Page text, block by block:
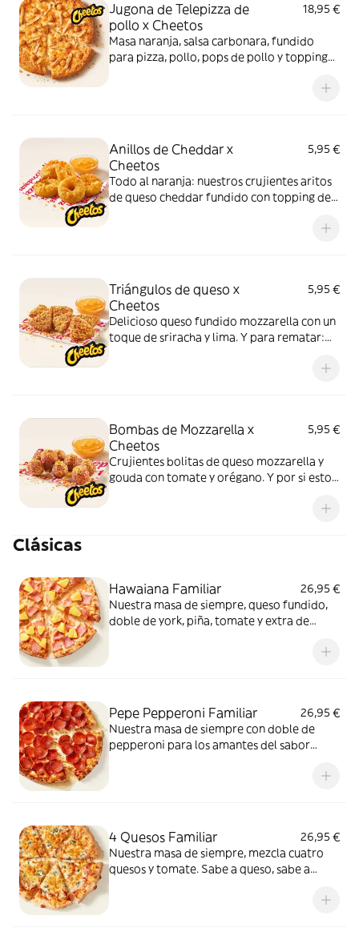
Jugona de Telepizza de
pollo x Cheetos
18,95 €
Masa naranja, salsa carbonara, fundido
para pizza, pollo, pops de pollo y topping
Anillos de Cheddar x
Cheetos
5,95 €
Todo al naranja: nuestros crujientes aritos
de queso cheddar fundido con topping de
Triángulos de queso x
Cheetos
5,95 €
Delicioso queso fundido mozzarella con un
toque de sriracha y lima. Y para rematar:
acompañados de nuestra salsa Quesabrosa.
Bombas de Mozzarella x
Cheetos
5,95 €
Crujientes bolitas de queso mozzarella y
gouda con tomate y orégano. Y por si esto
de Cheetos acompañado de nuestra salsa
Clásicas
Hawaiana Familiar
26,95 €
Nuestra masa de siempre, queso fundido,
doble de york, piña, tomate y extra de
Pepe Pepperoni Familiar
26,95 €
Nuestra masa de siempre con doble de
pepperoni para los amantes del sabor
4 Quesos Familiar
26,95 €
Nuestra masa de siempre, mezcla cuatro
quesos y tomate. Sabe a queso, sabe a